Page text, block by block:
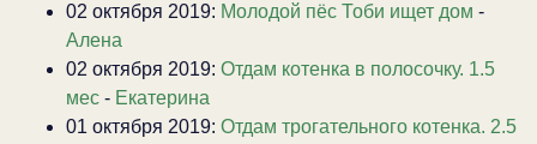
02 октября 2019: Молодой пёс Тоби ищет дом -
Алена
02 октября 2019: Отдам котенка в полосочку. 1.5
мес - Екатерина
01 октября 2019: Отдам трогательного котенка. 2.5